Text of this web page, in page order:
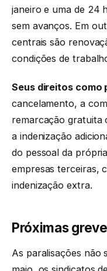
janeiro e uma de 24
sem avanços. Em
centrais são
condições de
Seus direitos como
cancelamento, a
remarcação gratuita
a indenização
do pessoal da
empresas terceiras,
indenização extra.
Próximas
As paralisações não